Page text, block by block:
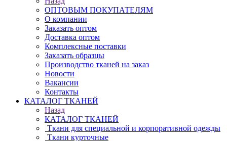
ОПТОВЫМ ПОКУПАТЕЛЯМ
О компании
Заказать оптом
Доставка оптом
Комплексные поставки
Заказать образцы
Производство тканей на заказ
Новости
Вакансии
Контакты
КАТАЛОГ ТКАНЕЙ
Назад
КАТАЛОГ ТКАНЕЙ
Ткани для специальной и корпоративной одежды
Ткани курточные